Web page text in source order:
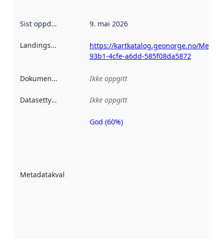
Sist oppdatert 9. mai 2026
Landingsside
https://kartkatalog.geonorge.no/
93b1-4cfe-a6dd-585f08da5872
Dokumentasjon Ikke oppgitt
Datasettype Ikke oppgitt
Metadatakvalitet
Metadatakvalitet
God (60%)